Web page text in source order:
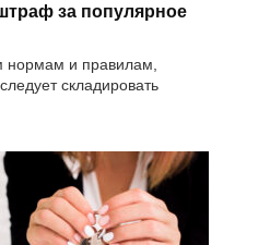
за популярное
нормам и правилам,
складировать